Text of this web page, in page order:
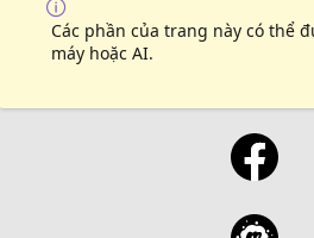
Các phần của trang này có thể
máy hoặc AI.